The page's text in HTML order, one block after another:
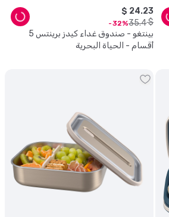
بينتغو - صندوق غداء كيدز برينتس 5
أقسام - الحياة البحرية
$ 24.23
$
35.4
32